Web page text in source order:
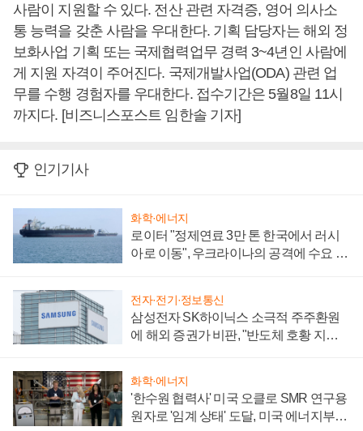
사람이 지원할 수 있다. 전산 관련 자격증, 영어 의사소
통 능력을 갖춘 사람을 우대한다. 기획 담당자는 해외 정
보화사업 기획 또는 국제협력업무 경력 3~4년인 사람에
게 지원 자격이 주어진다. 국제개발사업(ODA) 관련 업
무를 수행 경험자를 우대한다. 접수기간은 5월8일 11시
까지다. [비즈니스포스트 임한솔 기자]
인기기사
화학·에너지
로이터 "정제연료 3만 톤 한국에서 러시
아로 이동", 우크라이나의 공격에 수요 늘
전자·전기·정보통신
삼성전자 SK하이닉스 소극적 주주환원
에 해외 증권가 비판, "반도체 호황 지속
화학·에너지
'한수원 협력사' 미국 오클로 SMR 연구용
원자로 '임계 상태' 도달, 미국 에너지부